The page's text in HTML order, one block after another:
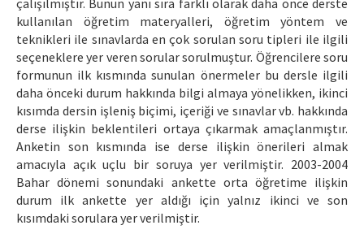
çalışılmıştır. Bunun yanı sıra farklı olarak daha önce derste
kullanılan öğretim materyalleri, öğretim yöntem ve
teknikleri ile sınavlarda en çok sorulan soru tipleri ile ilgili
seçeneklere yer veren sorular sorulmuştur. Öğrencilere soru
formunun ilk kısmında sunulan önermeler bu dersle ilgili
daha önceki durum hakkında bilgi almaya yönelikken, ikinci
kısımda dersin işleniş biçimi, içeriği ve sınavlar vb. hakkında
derse ilişkin beklentileri ortaya çıkarmak amaçlanmıştır.
Anketin son kısmında ise derse ilişkin önerileri almak
amacıyla açık uçlu bir soruya yer verilmiştir. 2003-2004
Bahar dönemi sonundaki ankette orta öğretime ilişkin
durum ilk ankette yer aldığı için yalnız ikinci ve son
kısımdaki sorulara yer verilmiştir.